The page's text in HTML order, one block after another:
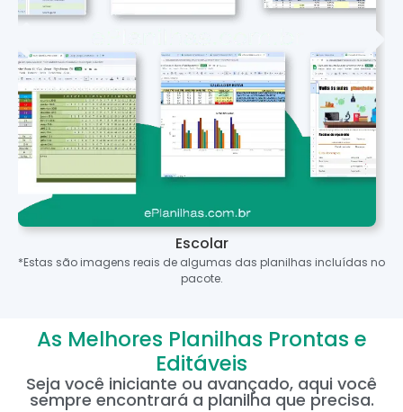
Escolar
*Estas são imagens reais de algumas das planilhas incluídas no
pacote.
As Melhores Planilhas Prontas e
Editáveis
Seja você iniciante ou avançado, aqui você
sempre encontrará a planilha que precisa.